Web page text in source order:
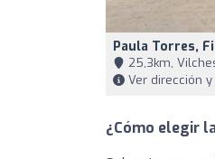
Paula Torres,
25,3km,
Ver dirección
¿Cómo elegir